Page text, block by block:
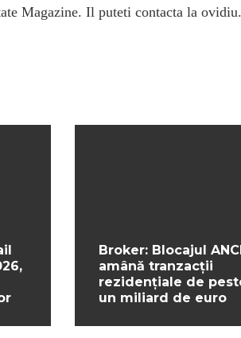
Magazine. Il puteti contacta la
Broker: Blocajul
amână tranzacții
rezidențiale de
un miliard de euro